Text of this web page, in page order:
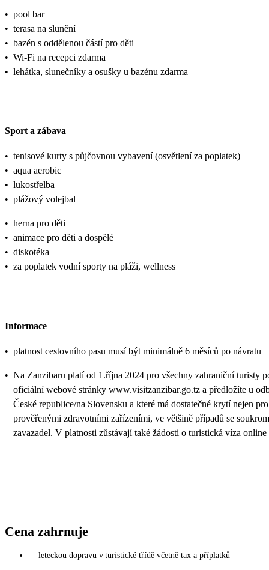
• pool bar
• terasa na slunění
• bazén s oddělenou částí pro děti
• Wi-Fi na recepci zdarma
• lehátka, slunečníky a osušky u bazénu zdarma
Sport a zábava
• tenisové kurty s půjčovnou vybavení (osvětlení za poplatek)
• aqua aerobic
• lukostřelba
• plážový volejbal
• herna pro děti
• animace pro děti a dospělé
• diskotéka
• za poplatek vodní sporty na pláži, wellness
Informace
• platnost cestovního pasu musí být minimálně 6 měsíců po návratu
• Na Zanzibaru platí od 1.října 2024 pro všechny zahraniční turisty
oficiální webové stránky www.visitzanzibar.go.tz a předložíte u
České republice/na Slovensku a které má dostatečné krytí nejen
prověřenými zdravotními zařízeními, ve většině případů se
zavazadel. V platnosti zůstávají také žádosti o turistická víza
Cena zahrnuje
leteckou dopravu v turistické třídě včetně tax a příplatků